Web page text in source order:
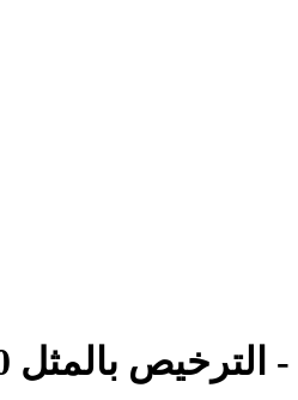
بالمثل 3.0 هولندا